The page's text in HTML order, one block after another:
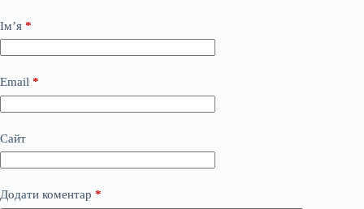
Ім’я *
Email *
Сайт
Додати коментар *